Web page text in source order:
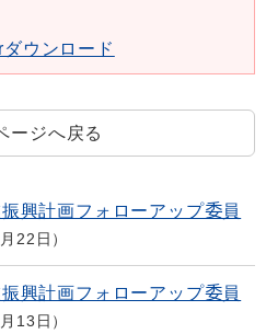
ウンロード
ージへ戻る
興計画フォローアップ委員
22日
興計画フォローアップ委員
13日